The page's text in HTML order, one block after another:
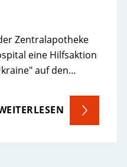
Zentralapotheke
eine Hilfsaktion
auf den…